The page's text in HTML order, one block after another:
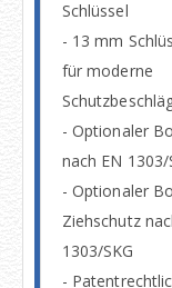
Schlüssel
- 13 mm
für moderne
- Optionaler
nach EN 1303/
- Optionaler
Ziehschutz
1303/SKG
-